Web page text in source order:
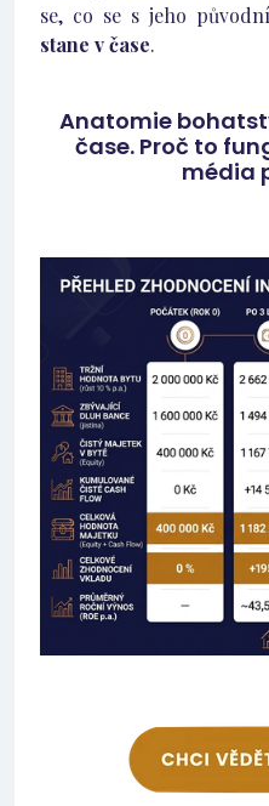
se, co se s jeho
stane v čase.
Anatomie
čase. Proč to
média